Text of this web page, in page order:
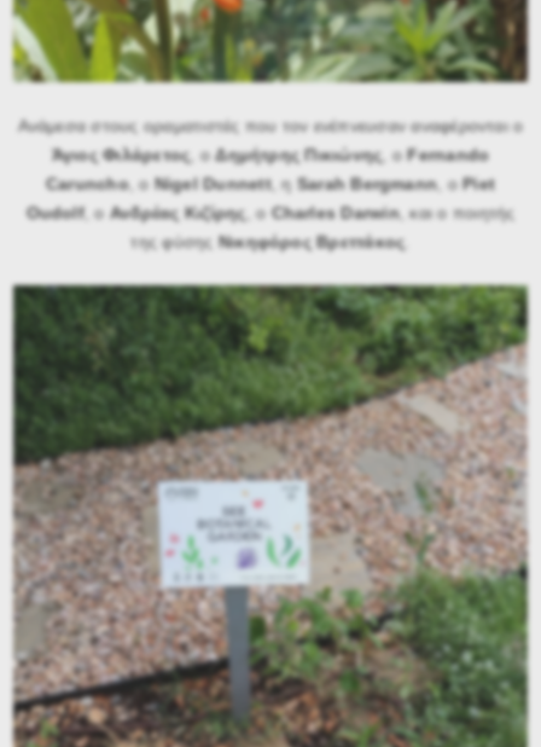
Ανάμεσα στους οραματιστές που τον ενέπνευσαν αναφέρονται ο
Άγιος Φιλάρετος, οΔημήτρης Πικιώνης, οFernando
Caruncho, ο Nigel Dunnett, η Sarah Bergmann, οPiet
Oudolf, οΑνδρέας Κιζίρης, οCharles Darwin, και ο ποιητής
της φύσης Νικηφόρος Βρεττάκος.